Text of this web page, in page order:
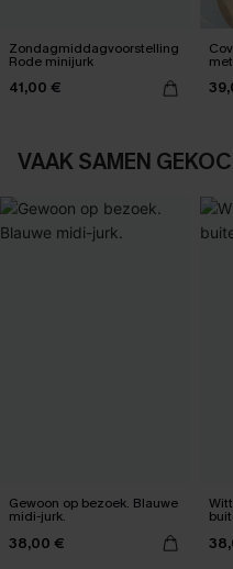
Zondagmiddagvoorstelling
Rode minijurk
41,00 €
VAAK SAMEN
Gewoon op bezoek. Blauwe
midi-jurk.
38,00 €